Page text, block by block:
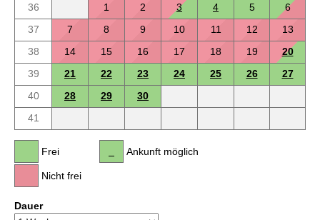
36
1 2 3 4 5
6
37
7 8 9 10 11 12
13
38
14 15 16 17 18 19
20
39
21 22 23 24 25 26
27
40
28 29
30
41
Frei
Nicht frei
Ankunft möglich
Dauer